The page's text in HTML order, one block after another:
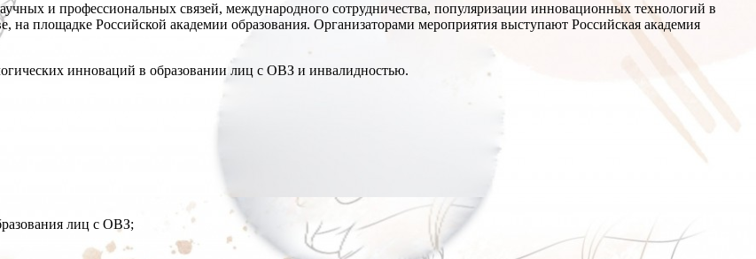
и профессиональных связей, международного сотрудничества, популяризации инновационных технологий в
на площадке Российской академии образования. Организаторами мероприятия выступают Российская академия
инноваций в образовании лиц с ОВЗ и инвалидностью.
лиц с ОВЗ;